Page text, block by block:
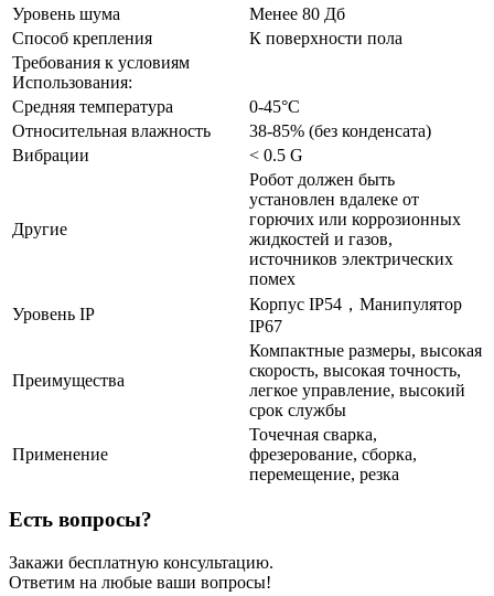
Уровень шума
Менее 80 Дб
Способ крепления
К поверхности пола
Требования к условиям
Использования:
Средняя температура
0-45°C
Относительная влажность
38-85% (без конденсата)
Вибрации
< 0.5 G
Другие
Робот должен быть
установлен вдалеке от
горючих или коррозионных
жидкостей и газов,
источников электрических
помех
Уровень IP
Корпус IP54，Манипулятор
IP67
Преимущества
Компактные размеры, высокая
скорость, высокая точность,
легкое управление, высокий
срок службы
Применение
Точечная сварка,
фрезерование, сборка,
перемещение, резка
Есть вопросы?
Закажи бесплатную консультацию.
Ответим на любые ваши вопросы!